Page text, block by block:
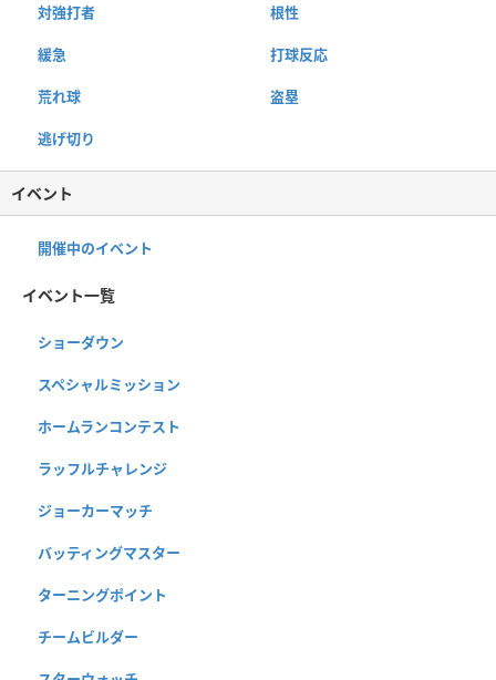
対強打者 根性
緩急 打球反応
荒れ球 盗塁
逃げ切り
イベント
開催中のイベント
イベント一覧
ショーダウン
スペシャルミッション
ホームランコンテスト
ラッフルチャレンジ
ジョーカーマッチ
バッティングマスター
ターニングポイント
チームビルダー